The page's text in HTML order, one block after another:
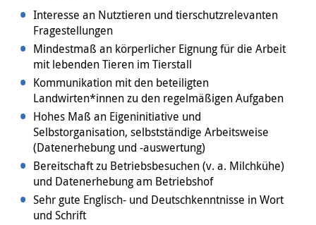
Interesse an Nutztieren und tierschutzrelevanten
Fragestellungen
Mindestmaß an körperlicher Eignung für die Arbeit
mit lebenden Tieren im Tierstall
Kommunikation mit den beteiligten
Landwirten*innen zu den regelmäßigen Aufgaben
Hohes Maß an Eigeninitiative und
Selbstorganisation, selbstständige Arbeitsweise
(Datenerhebung und -auswertung)
Bereitschaft zu Betriebsbesuchen (v. a. Milchkühe)
und Datenerhebung am Betriebshof
Sehr gute Englisch- und Deutschkenntnisse in Wort
und Schrift